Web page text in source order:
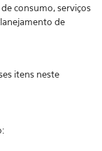
consumo, serviços
de
itens neste